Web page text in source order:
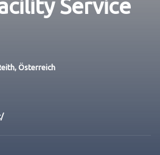
Service
Österreich